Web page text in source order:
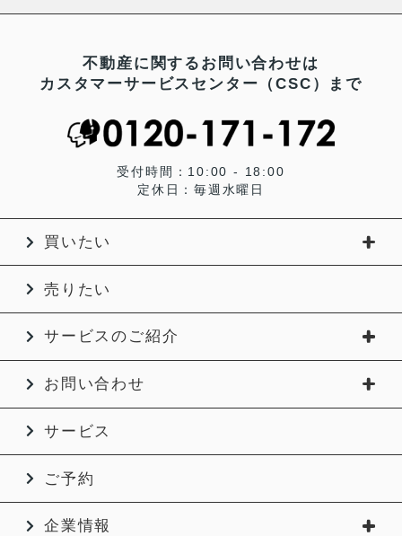
不動産に関するお問い合わせは
カスタマーサービスセンター（CSC）まで
受付時間：10:00 - 18:00
定休日：毎週水曜日
買いたい
売りたい
サービスのご紹介
お問い合わせ
サービス
ご予約
企業情報